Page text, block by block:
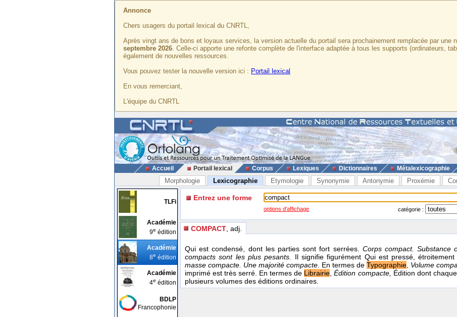
Annonce
Chers usagers du portail lexical du CNRTL,
Après vingt ans de bons et loyaux services, la version actuelle du portail sera prochainement remplacée par une
septembre 2026. Celle-ci apporte une refonte complète de l'interface adaptée à tous les supports (ordinateurs,
également de nouvelles ressources.
Vous pouvez tester la nouvelle version ici : Portail lexical
En vous remerciant,
L'équipe du CNRTL
Accueil Portail lexical Corpus Lexiques Dictionnaires Métalexicographie
Morphologie Lexicographie Etymologie Synonymie Antonymie Proxémie
TLFi
Académie
9e édition
Académie
8e édition
Académie
4e édition
BDLP
Francophonie
Entrez une forme
options d'affichage catégorie :
COMPACT , adj.
Qui est condensé, dont les parties sont fort serrées. Corps compact. Substance
compacts sont les plus pesants. Il signifie figurément Qui est pressé, étroitement
masse compacte. Une majorité compacte. En termes de Typographie, Volume
imprimé est très serré. En termes de Librairie,Édition compacte, Édition dont
plusieurs volumes des éditions ordinaires.